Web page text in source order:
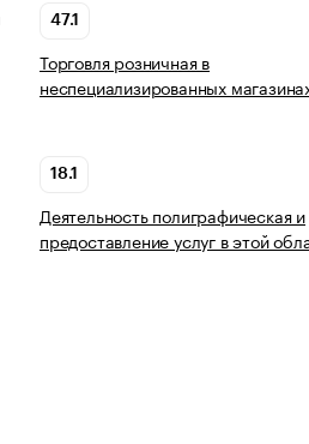
47.1
Торговля розничная в
неспециализированных
18.1
Деятельность полиграфическая и
предоставление услуг в этой